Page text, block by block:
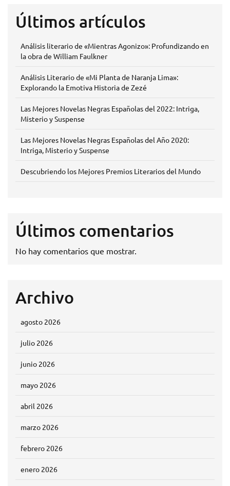
Últimos artículos
Análisis literario de «Mientras Agonizo»: Profundizando en
la obra de William Faulkner
Análisis Literario de «Mi Planta de Naranja Lima»:
Explorando la Emotiva Historia de Zezé
Las Mejores Novelas Negras Españolas del 2022: Intriga,
Misterio y Suspense
Las Mejores Novelas Negras Españolas del Año 2020:
Intriga, Misterio y Suspense
Descubriendo los Mejores Premios Literarios del Mundo
Últimos comentarios
No hay comentarios que mostrar.
Archivo
agosto 2026
julio 2026
junio 2026
mayo 2026
abril 2026
marzo 2026
febrero 2026
enero 2026